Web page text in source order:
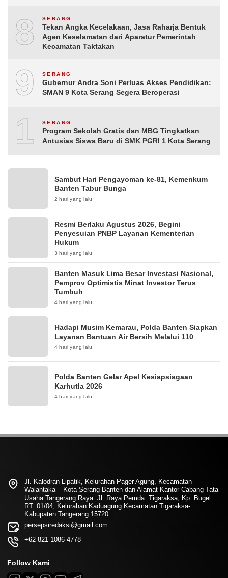
8 SERANG
Tekan Angka Kecelakaan, Jasa Raharja Bentuk
Agen Keselamatan dari Aparatur Pemerintah
Kecamatan Taktakan
9 SERANG
Gubernur Andra Soni Perluas Akses Pendidikan:
SMAN 9 Kota Serang Segera Beroperasi
10SERANG
Program Sekolah Gratis dan MBG Tingkatkan
Antusias Siswa Baru di SMK PGRI 1 Kota Serang
Sambut Hari Pengayoman ke-81, Kemenkum
Banten Tabur Bunga
2 hari yang lalu
Resmi Berlaku Agustus 2026, Begini
Penyesuian PNBP Layanan Kementerian
Hukum
3 hari yang lalu
Banten Masuk Lima Besar Investasi Nasional,
Pemprov Optimistis Minat Investor Terus
Tumbuh
4 hari yang lalu
Hadapi Musim Kemarau, Polda Banten Siapkan
Layanan Bantuan Air Bersih Melalui 110
4 hari yang lalu
Polda Banten Gelar Apel Kesiapsiagaan
Karhutla 2026
4 hari yang lalu
Jl. Kalodran Lipatik, Kelurahan Pager Agung, Kecamatan
Walantaka – Kota Serang-Banten dan Alamat Kantor Cabang Tata
Usaha Tangerang Raya: Jl. Raya Pemda. Tigaraksa, Kp. Bugel
RT. 01/04, Kelurahan Kaduagung Kecamatan Tigaraksa-
Kabupaten Tangerang 15720
persepsiredaksi@gmail.com
+62 821-1086-4778
Follow Kami